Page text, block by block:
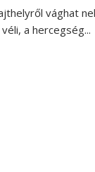
vághat
a hercegség...